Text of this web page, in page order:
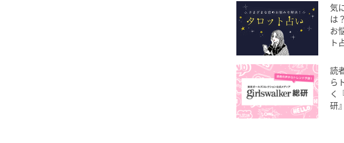
気
は
お
ト
読
ら
く
研』